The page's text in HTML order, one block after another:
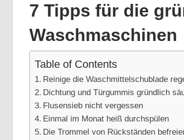
7 Tipps für die
Waschmaschinen
Table of Contents
Reinige die Waschmittelschublade
Dichtung und Türgummis gründlich
Flusensieb nicht vergessen
Einmal im Monat heiß durchspülen
Die Trommel von Rückständen